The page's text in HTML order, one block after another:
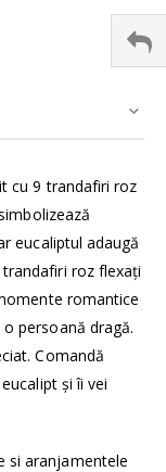
cu 9 trandafiri roz
eucaliptul adaugă
roz flexați
romantice
persoană dragă.
Comandă
și îi vei
si aranjamentele